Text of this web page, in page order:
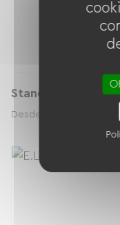
Stand pliant 3x3
Desde 50.00 € /